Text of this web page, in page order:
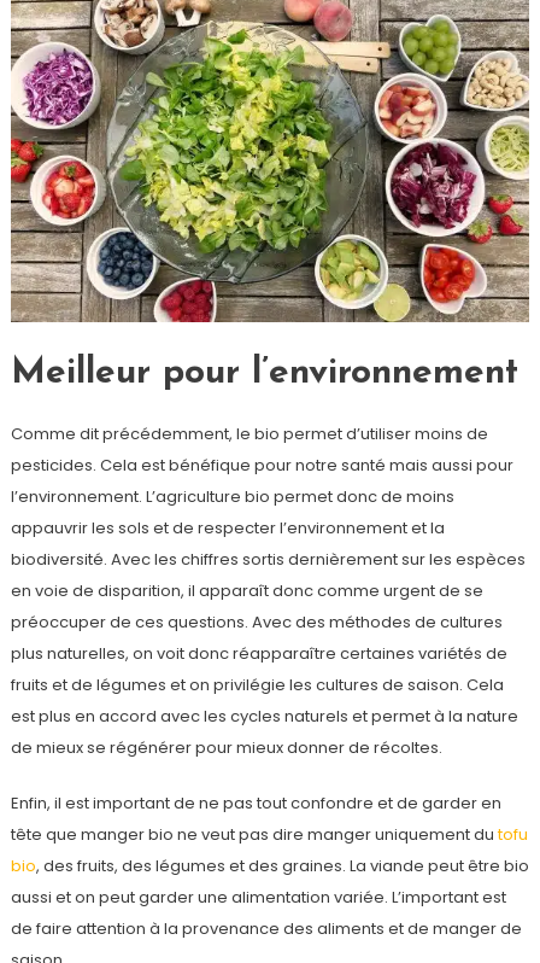
Meilleur pour l’environnement
Comme dit précédemment, le bio permet d’utiliser moins de
pesticides. Cela est bénéfique pour notre santé mais aussi pour
l’environnement. L’agriculture bio permet donc de moins
appauvrir les sols et de respecter l’environnement et la
biodiversité. Avec les chiffres sortis dernièrement sur les espèces
en voie de disparition, il apparaît donc comme urgent de se
préoccuper de ces questions. Avec des méthodes de cultures
plus naturelles, on voit donc réapparaître certaines variétés de
fruits et de légumes et on privilégie les cultures de saison. Cela
est plus en accord avec les cycles naturels et permet à la nature
de mieux se régénérer pour mieux donner de récoltes.
Enfin, il est important de ne pas tout confondre et de garder en
tête que manger bio ne veut pas dire manger uniquement dutofu
bio, des fruits, des légumes et des graines. La viande peut être bio
aussi et on peut garder une alimentation variée. L’important est
de faire attention à la provenance des aliments et de manger de